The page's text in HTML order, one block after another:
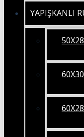
YAPIŞKANLI